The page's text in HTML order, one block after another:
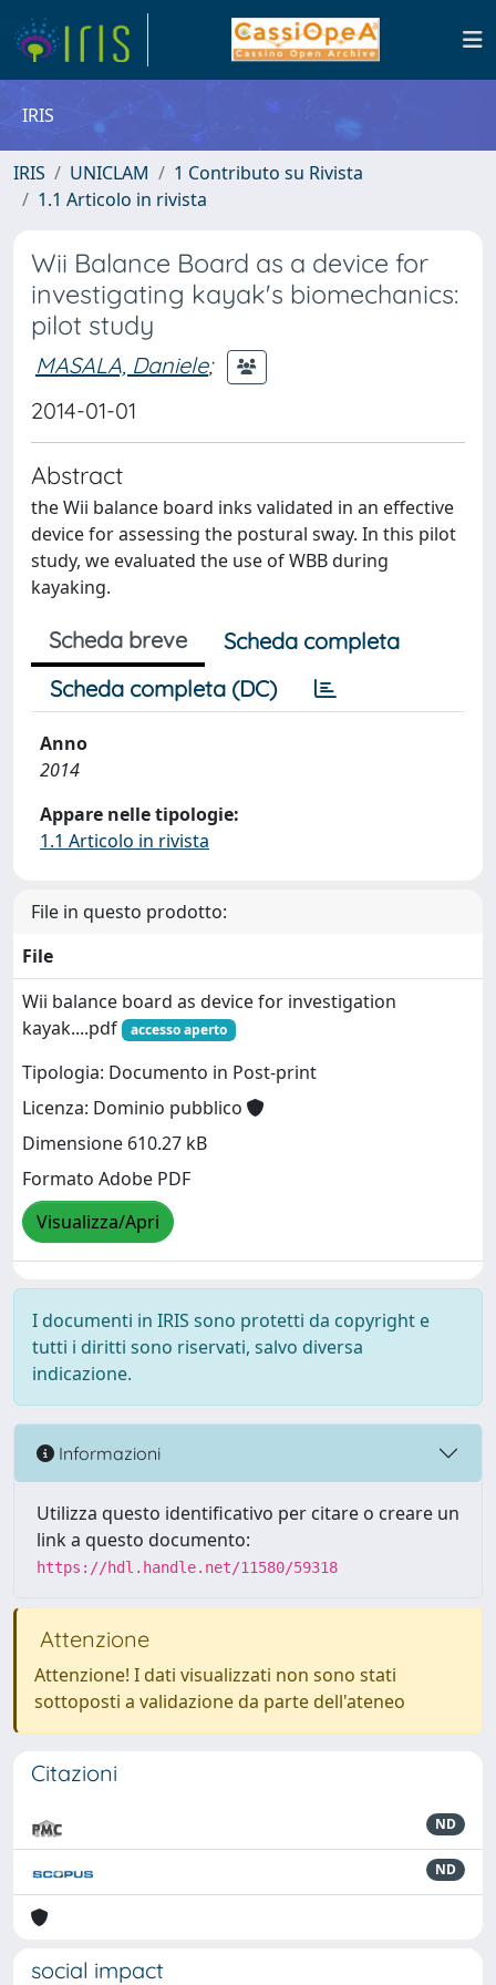
IRIS
IRIS UNICLAM
1 Contributo su Rivista
1.1 Articolo in rivista
Wii Balance Board as a device for
investigating kayak's biomechanics:
pilot study
MASALA, Daniele;
2014-01-01
Abstract
the Wii balance board inks validated in an effective
device for assessing the postural sway. In this pilot
study, we evaluated the use of WBB during
kayaking.
Scheda breve
Scheda completa
Scheda completa (DC)
Anno
2014
Appare nelle tipologie:
1.1 Articolo in rivista
File in questo prodotto:
File
Wii balance board as device for investigation
kayak....pdf
accesso aperto
Tipologia: Documento in Post-print
Licenza: Dominio pubblico
Dimensione 610.27 kB
Formato Adobe PDF
Visualizza/Apri
I documenti in IRIS sono protetti da copyright e
tutti i diritti sono riservati, salvo diversa
indicazione.
Informazioni
Utilizza questo identificativo per citare o creare un
link a questo documento:
https://hdl.handle.net/11580/59318
Attenzione
Attenzione! I dati visualizzati non sono stati
sottoposti a validazione da parte dell'ateneo
Citazioni
ND
ND
social impact